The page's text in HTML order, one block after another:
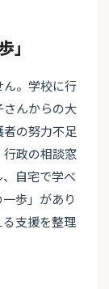
」
。学校に行
んからの大
の努力不足
政の相談窓
自宅で学べ
歩」があり
支援を整理